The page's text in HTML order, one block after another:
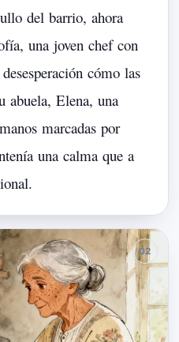
del barrio, ahora
una joven chef con
desesperación cómo las
abuela, Elena, una
manos marcadas por
una calma que a